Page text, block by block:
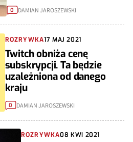
0 DAMIAN JAROSZEWSKI
ROZRYWKA17 MAJ 2021
Twitch obniża cenę
subskrypcji. Ta będzie
uzależniona od danego
kraju
0 DAMIAN JAROSZEWSKI
ROZRYWKA08 KWI 2021